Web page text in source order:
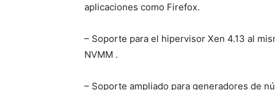
aplicaciones como Firefox.
– Soporte para el hipervisor Xen 4.13 al
NVMM .
– Soporte ampliado para generadores de